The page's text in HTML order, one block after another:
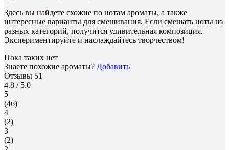
Здесь вы найдете схожие по нотам ароматы, а также
интересные варианты для смешивания. Если смешать ноты из
разных категорий, получится удивительная композиция.
Экспериментируйте и наслаждайтесь творчеством!
Пока таких нет
Знаете похожие ароматы? Добавить
Отзывы 51
4.8 / 5.0
5
(46)
4
(2)
3
(2)